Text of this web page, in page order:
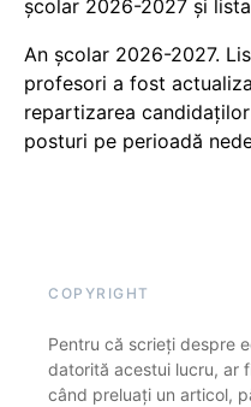
școlar 2026-2027 și
An școlar 2026-2027.
profesori a fost
repartizarea
posturi pe perioadă
COPYRIGHT
Pentru că scrieți despre
datorită acestui lucru, ar
când preluați un articol,